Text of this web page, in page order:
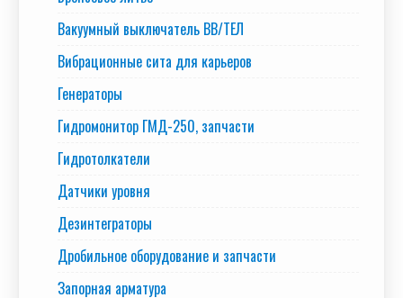
Вакуумный выключатель BB/TEЛ
Вибрационные сита для карьеров
Генераторы
Гидромонитор ГМД-250, запчасти
Гидротолкатели
Датчики уровня
Дезинтеграторы
Дробильное оборудование и запчасти
Запорная арматура